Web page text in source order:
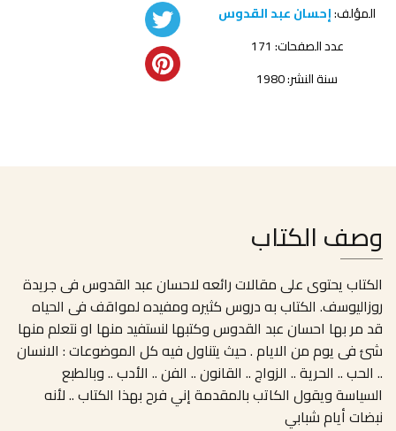
المؤلف:إحسان عبد القدوس
عدد الصفحات: 171
سنة النشر: 1980
وصف الكتاب
الكتاب يحتوى على مقالات رائعه لاحسان عبد القدوس فى جريدة
روزاليوسف. الكتاب به دروس كثيره ومفيده لمواقف فى الحياه
قد مر بها احسان عبد القدوس وكتبها لنستفيد منها او نتعلم منها
شئ فى يوم من الايام . حيث يتناول فيه كل الموضوعات : الانسان
.. الحب .. الحرية .. الزواج .. القانون .. الفن .. الأدب .. وبالطبع
السياسة ويقول الكاتب بالمقدمة إني فرح بهذا الكتاب .. لأنه
نبضات أيام شبابي